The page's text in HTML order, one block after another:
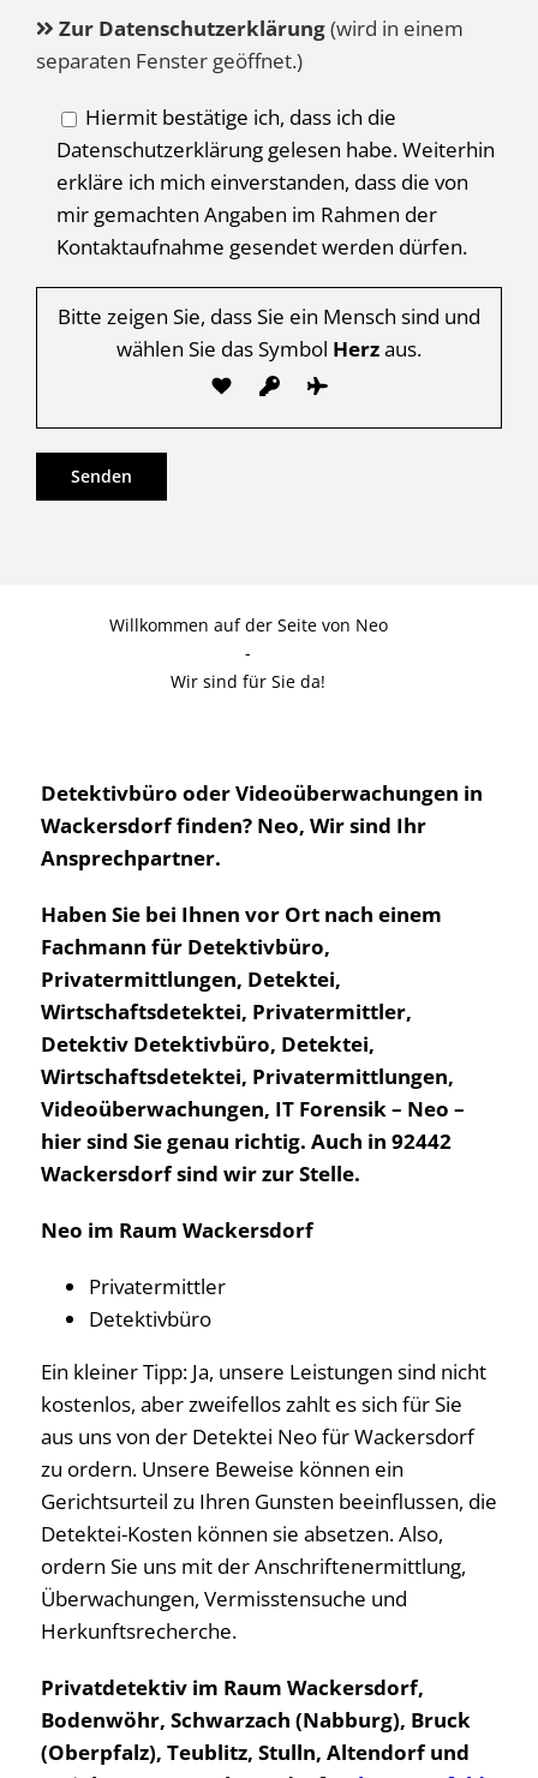
Zur Datenschutzerklärung(wird in einem
separaten Fenster geöffnet.)
Hiermit bestätige ich, dass ich die
Datenschutzerklärung gelesen habe. Weiterhin
erkläre ich mich einverstanden, dass die von
mir gemachten Angaben im Rahmen der
Kontaktaufnahme gesendet werden dürfen.
Bitte zeigen Sie, dass Sie ein Mensch sind und
wählen Sie das Symbol Herzaus.
Willkommen auf der Seite von Neo
-
Wir sind für Sie da!
Detektivbüro oder Videoüberwachungen in
Wackersdorf finden? Neo, Wir sind Ihr
Ansprechpartner.
Haben Sie bei Ihnen vor Ort nach einem
Fachmann für Detektivbüro,
Privatermittlungen, Detektei,
Wirtschaftsdetektei, Privatermittler,
Detektiv Detektivbüro, Detektei,
Wirtschaftsdetektei, Privatermittlungen,
Videoüberwachungen, IT Forensik – Neo –
hier sind Sie genau richtig. Auch in 92442
Wackersdorf sind wir zur Stelle.
Neo im Raum Wackersdorf
Privatermittler
Detektivbüro
Ein kleiner Tipp: Ja, unsere Leistungen sind nicht
kostenlos, aber zweifellos zahlt es sich für Sie
aus uns von der Detektei Neo für Wackersdorf
zu ordern. Unsere Beweise können ein
Gerichtsurteil zu Ihren Gunsten beeinflussen, die
Detektei-Kosten können sie absetzen. Also,
ordern Sie uns mit der Anschriftenermittlung,
Überwachungen, Vermisstensuche und
Herkunftsrecherche.
Privatdetektiv im Raum Wackersdorf,
Bodenwöhr, Schwarzach (Nabburg), Bruck
(Oberpfalz), Teublitz, Stulln, Altendorf und